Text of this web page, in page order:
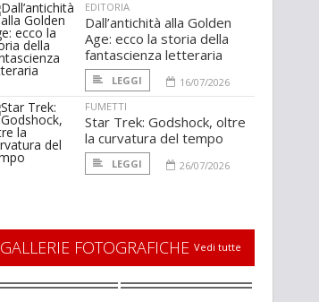
EDITORIA
Dall’antichità alla Golden
Age: ecco la storia della
fantascienza letteraria
LEGGI
16/07/2026
FUMETTI
Star Trek: Godshock, oltre
la curvatura del tempo
LEGGI 26/07/2026
GALLERIE FOTOGRAFICHE Vedi tutte